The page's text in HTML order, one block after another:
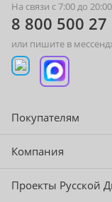
На связи с 7:00 до 20:00
8 800 500 27
или пишите в
Покупателям
Компания
Проекты Русской